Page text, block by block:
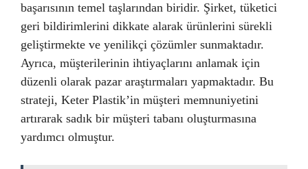
başarısının temel taşlarından biridir. Şirket, tüketici
geri bildirimlerini dikkate alarak ürünlerini sürekli
geliştirmekte ve yenilikçi çözümler sunmaktadır.
Ayrıca, müşterilerinin ihtiyaçlarını anlamak için
düzenli olarak pazar araştırmaları yapmaktadır. Bu
strateji, Keter Plastik’in müşteri memnuniyetini
artırarak sadık bir müşteri tabanı oluşturmasına
yardımcı olmuştur.